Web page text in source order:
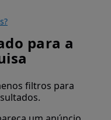
para a
filtros para